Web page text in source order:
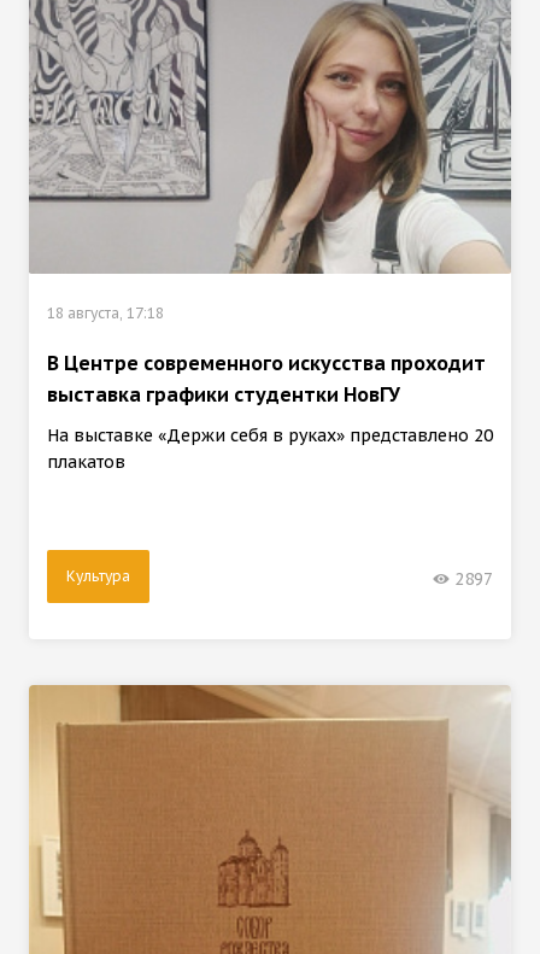
18 августа, 17:18
В Центре современного искусства проходит
выставка графики студентки НовГУ
На выставке «Держи себя в руках» представлено 20
плакатов
Культура 2897